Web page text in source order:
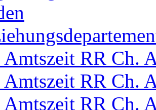
Amtszeit RR Ch.
Amtszeit RR Ch.
Amtszeit RR Ch.